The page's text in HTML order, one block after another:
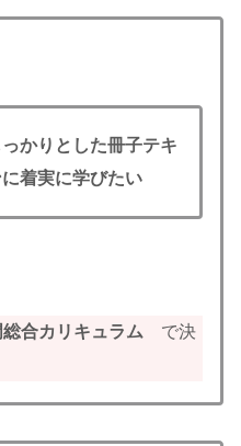
かりとした冊子テキ
着実に学びたい
合カリキュラム で決